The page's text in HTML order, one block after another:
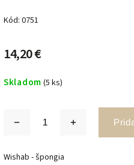
Kód: 0751
14,20 €
Skladom (5 ks)
Wishab - špongia